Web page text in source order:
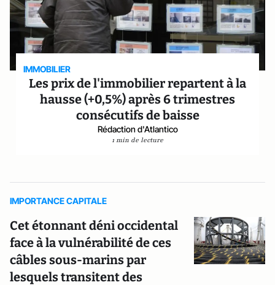
IMMOBILIER
Les prix de l'immobilier repartent à la
hausse (+0,5%) après 6 trimestres
consécutifs de baisse
Rédaction d'Atlantico
1 min de lecture
IMPORTANCE CAPITALE
Cet étonnant déni occidental
face à la vulnérabilité de ces
câbles sous-marins par
lesquels transitent des